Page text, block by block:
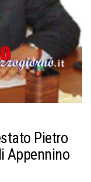
Pietro
Appennino